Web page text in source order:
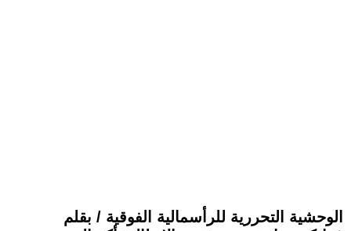
الوحشية التحررية للرأسمالية الفوقية / بقلم